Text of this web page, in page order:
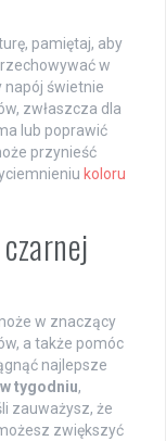
pamiętaj, aby
w
napój świetnie
zwłaszcza dla
lub poprawić
przynieść
koloru
w znaczący
a także pomóc
najlepsze
tygodniu,
zauważysz, że
zwiększyć